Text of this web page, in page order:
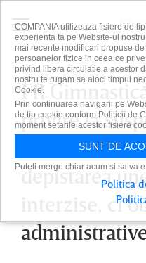
FR
privire la
Maria
depistarea
interzise, ci
COMPANIA utilizeaza fisiere de
experienta ta pe Website-ul
mai recente modificari propuse
persoanelor fizice in ceea ce
privind libera circulatie a acestor
nostru te rugam sa aloci timpul
Cookie.
Prin continuarea navigarii pe
de tip cookie conform Politicii de
moment setarile acestor fisiere
SUNT DE
Puteti merge chiar acum si sa va
Politica